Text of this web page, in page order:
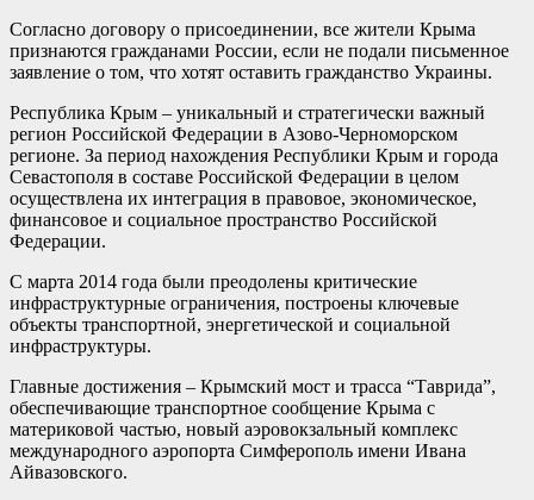
Согласно договору о присоединении, все жители Крыма
признаются гражданами России, если не подали письменное
заявление о том, что хотят оставить гражданство Украины.
Республика Крым – уникальный и стратегически важный
регион Российской Федерации в Азово-Черноморском
регионе. За период нахождения Республики Крым и города
Севастополя в составе Российской Федерации в целом
осуществлена их интеграция в правовое, экономическое,
финансовое и социальное пространство Российской
Федерации.
С марта 2014 года были преодолены критические
инфраструктурные ограничения, построены ключевые
объекты транспортной, энергетической и социальной
инфраструктуры.
Главные достижения – Крымский мост и трасса “Таврида”,
обеспечивающие транспортное сообщение Крыма с
материковой частью, новый аэровокзальный комплекс
международного аэропорта Симферополь имени Ивана
Айвазовского.